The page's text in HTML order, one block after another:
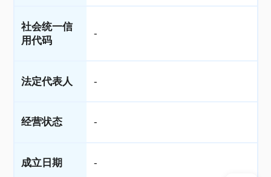
社会统一信
用代码
-
法定代表人 -
经营状态 -
成立日期 -